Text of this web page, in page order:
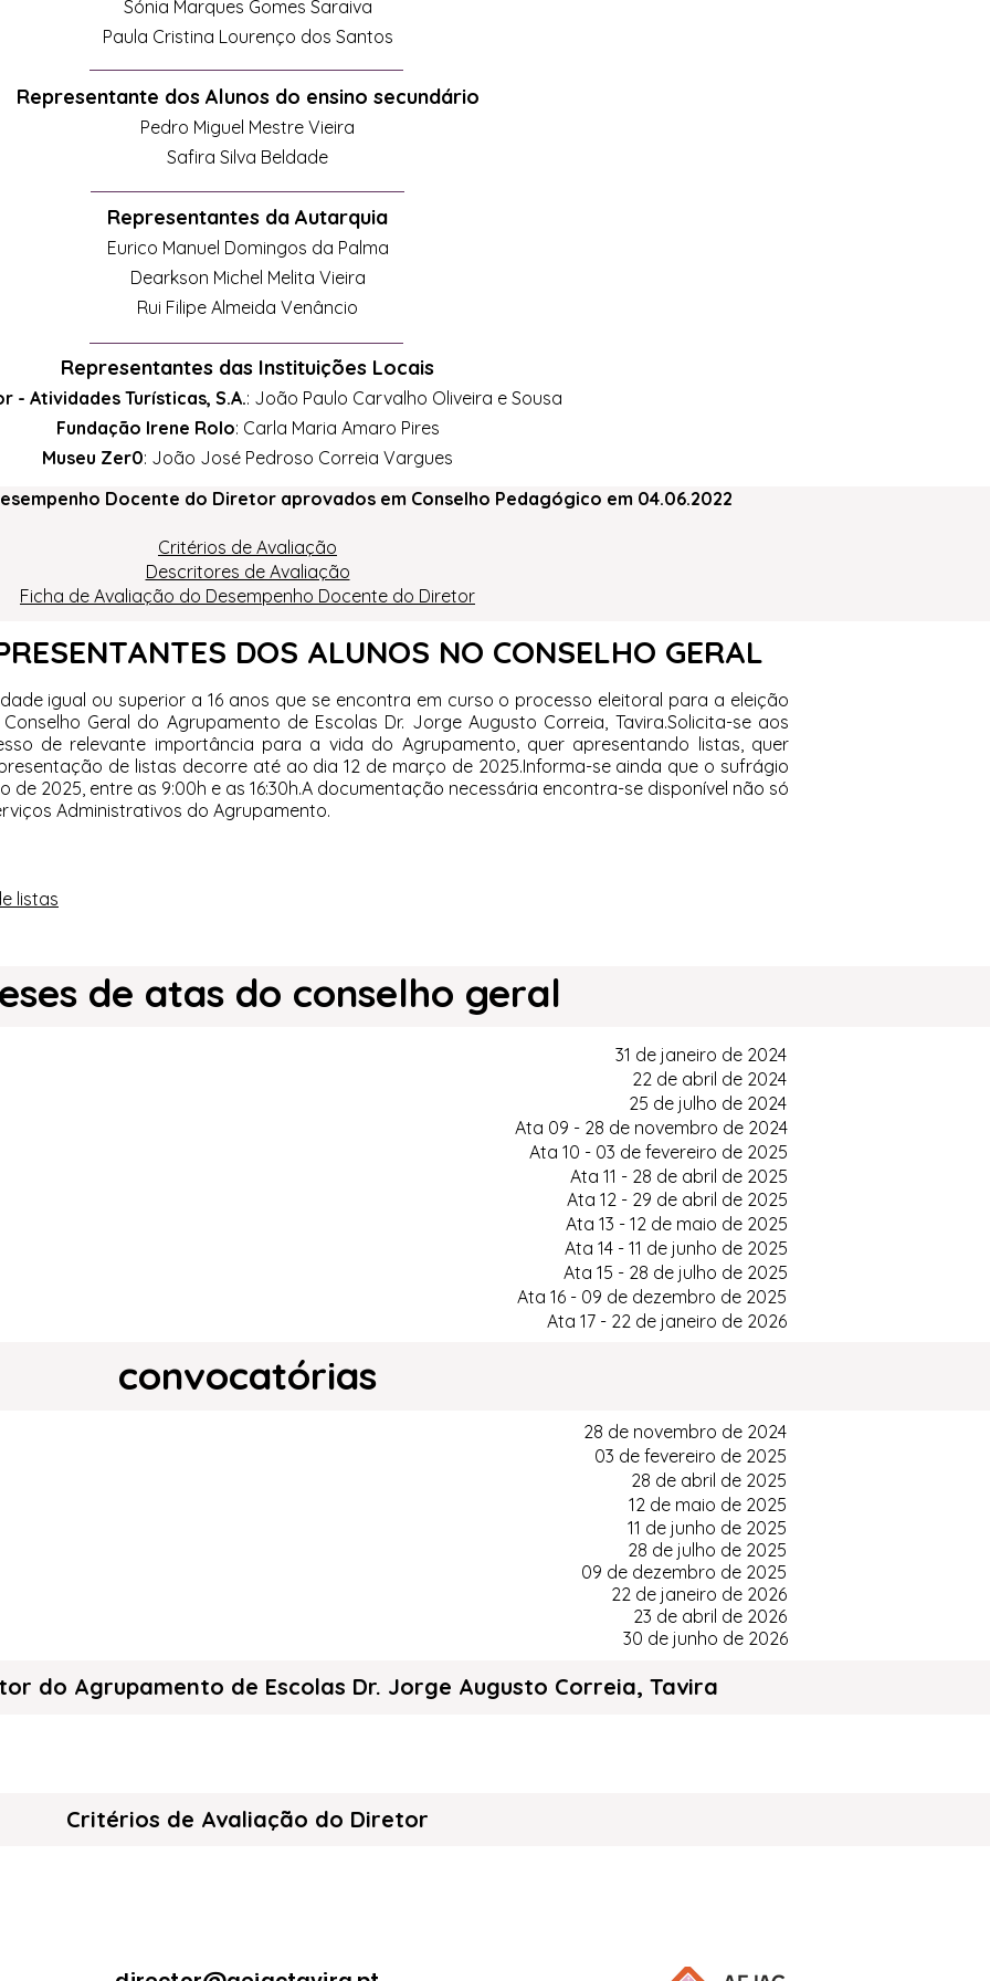
Sónia Marques Gomes Saraiva
Paula Cristina Lourenço dos Santos
Representante dos Alunos do ensino secundário
Pedro Miguel Mestre Vieira
Safira Silva Beldade
Representantes da Autarquia
Eurico Manuel Domingos da Palma
Dearkson Michel Melita Vieira
Rui Filipe Almeida Venâncio
Representantes das Instituições Locais
- Atividades Turísticas, S.A.: João Paulo Carvalho Oliveira e Sousa
Fundação Irene Rolo: Carla Maria Amaro Pires
Museu Zer0: João José Pedroso Correia Vargues
Docente do Diretor aprovados em Conselho Pedagógico em 04.06.2022
Critérios de Avaliação
Descritores de Avaliação
Ficha de Avaliação do Desempenho Docente do Diretor
DOS ALUNOS NO CONSELHO GERAL
igual ou superior a 16 anos que se encontra em curso o processo eleitoral para a eleição
Geral do Agrupamento de Escolas Dr. Jorge Augusto Correia, Tavira.Solicita-se aos
de relevante importância para a vida do Agrupamento, quer apresentando listas, quer
de listas decorre até ao dia 12 de março de 2025.Informa-se ainda que o sufrágio
2025, entre as 9:00h e as 16:30h.A documentação necessária encontra-se disponível não só
Administrativos do Agrupamento.
listas
de atas do conselho geral
31 de janeiro de 2024
22 de abril de 2024
25 de julho de 2024
Ata 09 - 28 de novembro de 2024
Ata 10 - 03 de fevereiro de 2025
Ata 11 - 28 de abril de 2025
Ata 12 - 29 de abril de 2025
Ata 13 - 12 de maio de 2025
Ata 14 - 11 de junho de 2025
Ata 15 - 28 de julho de 2025
Ata 16 - 09 de dezembro de 2025
Ata 17 - 22 de janeiro de 2026
convocatórias
28 de novembro de 2024
03 de fevereiro de 2025
28 de abril de 2025
12 de maio de 2025
11 de junho de 2025
28 de julho de 2025
09 de dezembro de 2025
22 de janeiro de 2026
23 de abril de 2026
30 de junho de 2026
do Agrupamento de Escolas Dr. Jorge Augusto Correia, Tavira
Critérios de Avaliação do Diretor